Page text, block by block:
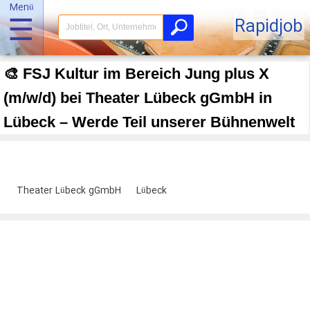
Menü
☰ Rapidjob
🎨 FSJ Kultur im Bereich Jung plus X
(m/w/d) bei Theater Lübeck gGmbH in
Lübeck – Werde Teil unserer Bühnenwelt
Theater Lübeck gGmbH Lübeck